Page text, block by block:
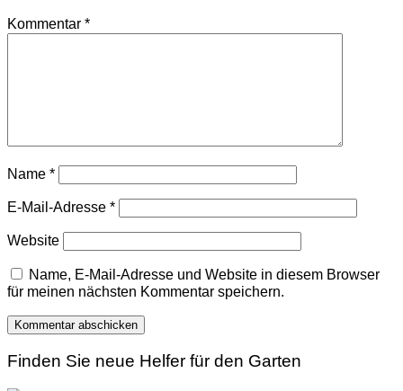
Kommentar *
Name *
E-Mail-Adresse *
Website
Name, E-Mail-Adresse und Website in diesem Browser
für meinen nächsten Kommentar speichern.
Finden Sie neue Helfer für den Garten